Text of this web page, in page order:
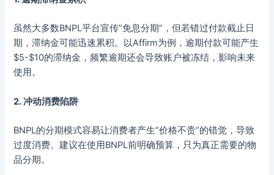
虽然大多数BNPL平台宣传”免息分期”，但若错过付款截止日
期，滞纳金可能迅速累积。以Affirm为例，逾期付款可能产生
$5-$10的滞纳金，频繁逾期还会导致账户被冻结，影响未来
使用。
2. 冲动消费陷阱
BNPL的分期模式容易让消费者产生”价格不贵”的错觉，导致
过度消费。建议在使用BNPL前明确预算，只为真正需要的物
品分期。